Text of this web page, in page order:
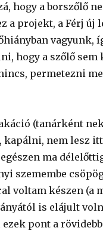
hogy a borszőlő
a projekt, a Férj új
vagyunk,
hogy a szőlő sem
permetezni
(tanárként
nem lesz itt
ma
szemembe
voltam készen (a
is elájult
ezek pont a